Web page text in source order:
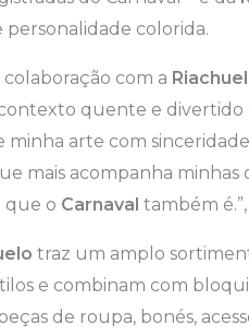
colorida.
colaboração com a
quente e divertido
arte com
mais acompanha minhas
que o Carnaval também
traz um amplo
e combinam com
de roupa, bonés,